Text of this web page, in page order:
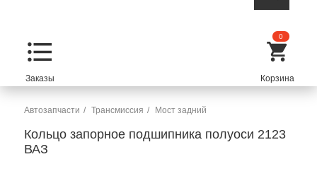
0
Автозапчасти Трансмиссия Мост задний
Кольцо запорное подшипника полуоси 2123
ВАЗ